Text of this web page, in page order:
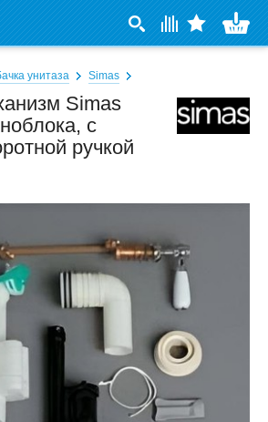
унитаза Simas
Simas
с
ручкой